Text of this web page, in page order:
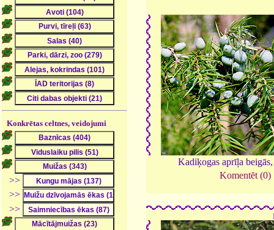
Konkrētas celtnes, veidojumi
>>
>>
>>
Kadiķogas aprīļa
Komentēt (0)